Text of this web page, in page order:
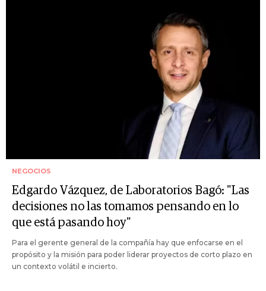
NEGOCIOS
Edgardo Vázquez, de Laboratorios Bagó: "Las
decisiones no las tomamos pensando en lo
que está pasando hoy"
Para el gerente general de la compañía hay que enfocarse en el
propósito y la misión para poder liderar proyectos de corto plazo en
un contexto volátil e incierto.